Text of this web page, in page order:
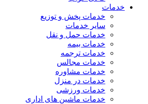
خدمات
خدمات پخش و توزیع
سایر خدمات
خدمات حمل و نقل
خدمات بیمه
خدمات ترجمه
خدمات مجالس
خدمات مشاوره
خدمات در منزل
خدمات ورزشی
خدمات ماشین های اداری